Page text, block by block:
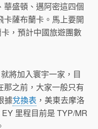
華盛頓、邁阿密這四個
薩布蘭卡。馬上要開
，預計中國旅遊團數
將加入寰宇一家，目
之前，大家一般只有
據兌換表 ，美東去摩洛
里程目前是 TYP/MR